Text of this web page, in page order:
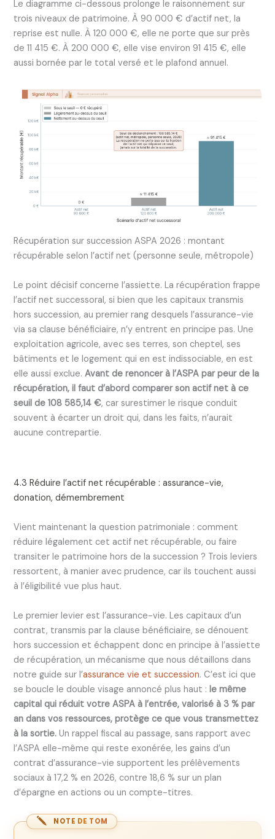
Le diagramme ci-dessous prolonge le raisonnement sur
trois niveaux de patrimoine. À 90 000 € d’actif net, la
reprise est nulle. À 120 000 €, elle ne porte que sur près
de 11 415 €. À 200 000 €, elle vise environ 91 415 €, elle
aussi bornée par le total versé et le plafond annuel.
Récupération sur succession ASPA 2026 : montant
récupérable selon l’actif net (personne seule, métropole)
Le point décisif concerne l’assiette. La récupération frappe
l’actif net successoral, si bien que les capitaux transmis
hors succession, au premier rang desquels l’assurance-vie
via sa clause bénéficiaire, n’y entrent en principe pas. Une
exploitation agricole, avec ses terres, son cheptel, ses
bâtiments et le logement qui en est indissociable, en est
elle aussi exclue.Avant de renoncer à l’ASPA par peur de la
récupération, il faut d’abord comparer son actif net à ce
seuil de 108 585,14 €, car surestimer le risque conduit
souvent à écarter un droit qui, dans les faits, n’aurait
aucune contrepartie.
4.3 Réduire l’actif net récupérable : assurance-vie,
donation, démembrement
Vient maintenant la question patrimoniale : comment
réduire légalement cet actif net récupérable, ou faire
transiter le patrimoine hors de la succession ? Trois leviers
ressortent, à manier avec prudence, car ils touchent aussi
à l’éligibilité vue plus haut.
Le premier levier est l’assurance-vie. Les capitaux d’un
contrat, transmis par la clause bénéficiaire, se dénouent
hors succession et échappent donc en principe à l’assiette
de récupération, un mécanisme que nous détaillons dans
notre guide sur l’assurance vie et succession. C’est ici que
se boucle le double visage annoncé plus haut :le même
capital qui réduit votre ASPA à l’entrée, valorisé à 3 % par
an dans vos ressources, protège ce que vous transmettez
à la sortie. Un rappel fiscal au passage, sans rapport avec
l’ASPA elle-même qui reste exonérée, les gains d’un
contrat d’assurance-vie supportent les prélèvements
sociaux à 17,2 % en 2026, contre 18,6 % sur un plan
d’épargne en actions ou un compte-titres.
NOTE DE TOM